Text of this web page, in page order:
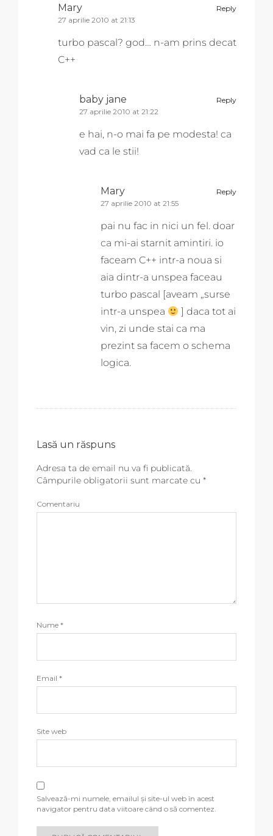
Reply
Mary
27 aprilie 2010 at 21:13
turbo pascal? god… n-am prins decat
C++
Reply
baby jane
27 aprilie 2010 at 21:22
e hai, n-o mai fa pe modesta! ca
vad ca le stii!
Reply
Mary
27 aprilie 2010 at 21:55
pai nu fac in nici un fel. doar
ca mi-ai starnit amintiri. io
faceam C++ intr-a noua si
aia dintr-a unspea faceau
turbo pascal [aveam „surse
intr-a unspea
] daca tot ai
vin, zi unde stai ca ma
prezint sa facem o schema
logica.
Lasă un răspuns
Adresa ta de email nu va fi publicată.
Câmpurile obligatorii sunt marcate cu *
Comentariu
Nume *
Email *
Site web
Salvează-mi numele, emailul și site-ul web în acest
navigator pentru data viitoare când o să comentez.